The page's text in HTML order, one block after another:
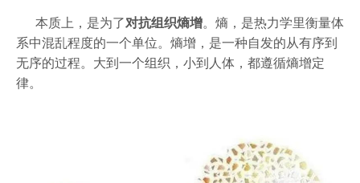
本质上，是为了对抗组织熵增。熵，是热力学里衡量体
系中混乱程度的一个单位。熵增，是一种自发的从有序到
无序的过程。大到一个组织，小到人体，都遵循熵增定
律。